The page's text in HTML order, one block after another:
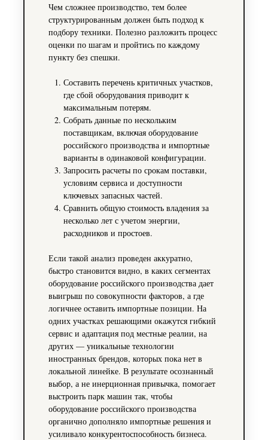
Чем сложнее производство, тем более
структурированным должен быть подход к
подбору техники. Полезно разложить процесс
оценки по шагам и пройтись по каждому
пункту без спешки.
Составить перечень критичных участков,
где сбой оборудования приводит к
максимальным потерям.
Собрать данные по нескольким
поставщикам, включая оборудование
российского производства и импортные
варианты в одинаковой конфигурации.
Запросить расчеты по срокам поставки,
условиям сервиса и доступности
ключевых запасных частей.
Сравнить общую стоимость владения за
несколько лет с учетом энергии,
расходников и простоев.
Если такой анализ проведен аккуратно,
быстро становится видно, в каких сегментах
оборудование российского производства дает
выигрыш по совокупности факторов, а где
логичнее оставить импортные позиции. На
одних участках решающими окажутся гибкий
сервис и адаптация под местные реалии, на
других — уникальные технологии
иностранных брендов, которых пока нет в
локальной линейке. В результате осознанный
выбор, а не инерционная привычка, помогает
выстроить парк машин так, чтобы
оборудование российского производства
органично дополняло импортные решения и
усиливало конкурентоспособность бизнеса.